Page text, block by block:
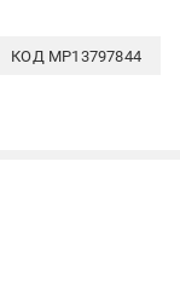
КОД MP13797844